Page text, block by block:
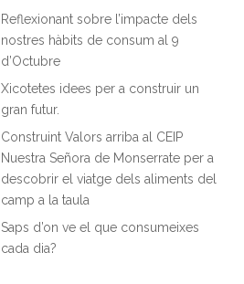
Reflexionant sobre l’impacte dels
nostres hàbits de consum al 9
d’Octubre
Xicotetes idees per a construir un
gran futur.
Construint Valors arriba al CEIP
Nuestra Señora de Monserrate per a
descobrir el viatge dels aliments del
camp a la taula
Saps d’on ve el que consumeixes
cada dia?